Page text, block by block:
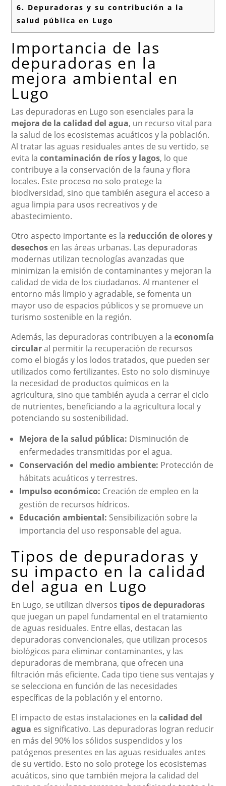
6. Depuradoras y su contribución a la
salud pública en Lugo
Importancia de las
depuradoras en la
mejora ambiental en
Lugo
Las depuradoras en Lugo son esenciales para la
mejora de la calidad del agua, un recurso vital para
la salud de los ecosistemas acuáticos y la población.
Al tratar las aguas residuales antes de su vertido, se
evita lacontaminación de ríos y lagos, lo que
contribuye a la conservación de la fauna y flora
locales. Este proceso no solo protege la
biodiversidad, sino que también asegura el acceso a
agua limpia para usos recreativos y de
abastecimiento.
Otro aspecto importante es la reducción de olores y
desechos en las áreas urbanas. Las depuradoras
modernas utilizan tecnologías avanzadas que
minimizan la emisión de contaminantes y mejoran la
calidad de vida de los ciudadanos. Al mantener el
entorno más limpio y agradable, se fomenta un
mayor uso de espacios públicos y se promueve un
turismo sostenible en la región.
Además, las depuradoras contribuyen a laeconomía
circularal permitir la recuperación de recursos
como el biogás y los lodos tratados, que pueden ser
utilizados como fertilizantes. Esto no solo disminuye
la necesidad de productos químicos en la
agricultura, sino que también ayuda a cerrar el ciclo
de nutrientes, beneficiando a la agricultura local y
potenciando su sostenibilidad.
Mejora de la salud pública: Disminución de
enfermedades transmitidas por el agua.
Conservación del medio ambiente: Protección de
hábitats acuáticos y terrestres.
Impulso económico: Creación de empleo en la
gestión de recursos hídricos.
Educación ambiental: Sensibilización sobre la
importancia del uso responsable del agua.
Tipos de depuradoras y
su impacto en la calidad
del agua en Lugo
En Lugo, se utilizan diversostipos de depuradoras
que juegan un papel fundamental en el tratamiento
de aguas residuales. Entre ellas, destacan las
depuradoras convencionales, que utilizan procesos
biológicos para eliminar contaminantes, y las
depuradoras de membrana, que ofrecen una
filtración más eficiente. Cada tipo tiene sus ventajas y
se selecciona en función de las necesidades
específicas de la población y el entorno.
El impacto de estas instalaciones en lacalidad del
agua es significativo. Las depuradoras logran reducir
en más del 90% los sólidos suspendidos y los
patógenos presentes en las aguas residuales antes
de su vertido. Esto no solo protege los ecosistemas
acuáticos, sino que también mejora la calidad del